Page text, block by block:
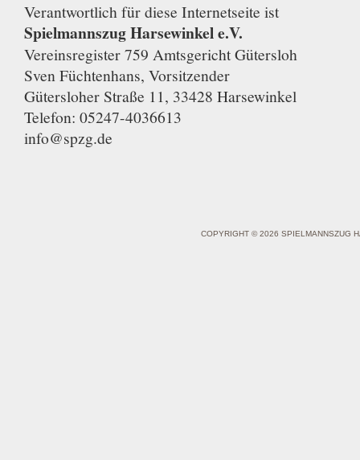
Verantwortlich für diese Internetseite ist
Spielmannszug Harsewinkel e.V.
Vereinsregister 759 Amtsgericht Gütersloh
Sven Füchtenhans, Vorsitzender
Gütersloher Straße 11, 33428 Harsewinkel
Telefon: 05247-4036613
info@spzg.de
COPYRIGHT © 2026 SPIELMANNSZUG